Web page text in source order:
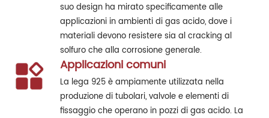
suo design ha mirato specificamente alle
applicazioni in ambienti di gas acido, dove i
materiali devono resistere sia al cracking al
solfuro che alla corrosione generale.
Applicazioni comuni
La lega 925 è ampiamente utilizzata nella
produzione di tubolari, valvole e elementi di
fissaggio che operano in pozzi di gas acido. La